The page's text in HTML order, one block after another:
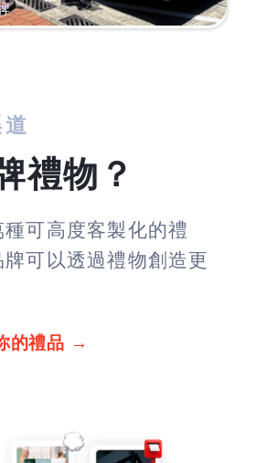
禮物？
可高度客製化的禮
可以透過禮物創造更
的禮品 →